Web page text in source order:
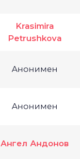
Krasimira
Petrushkova
Анонимен
Анонимен
Ангел Андонов